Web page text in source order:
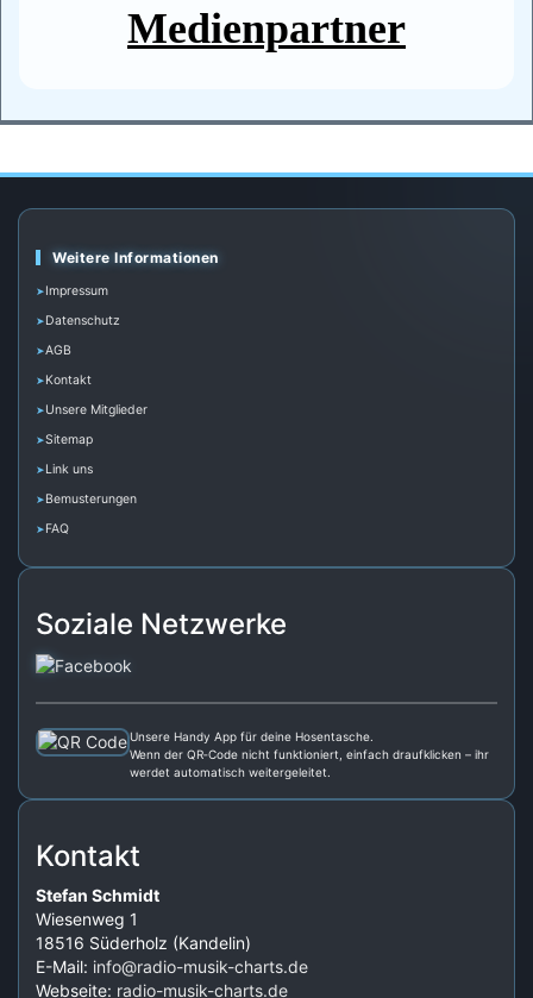
Medienpartner
Weitere Informationen
Impressum
Datenschutz
AGB
Kontakt
Unsere Mitglieder
Sitemap
Link uns
Bemusterungen
FAQ
Soziale Netzwerke
Unsere Handy App für deine Hosentasche.
Wenn der QR‑Code nicht funktioniert, einfach draufklicken – ihr
werdet automatisch weitergeleitet.
Kontakt
Stefan Schmidt
Wiesenweg 1
18516 Süderholz (Kandelin)
E-Mail: info@radio-musik-charts.de
Webseite: radio-musik-charts.de